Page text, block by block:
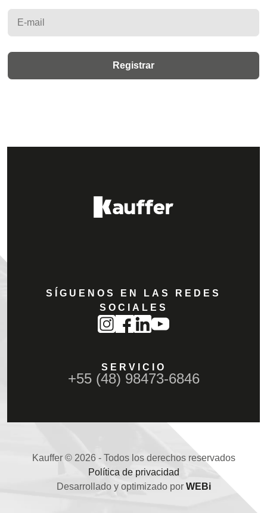
SÍGUENOS EN LAS REDES
SOCIALES
SERVICIO
+55 (48) 98473-6846
Kauffer © 2026 - Todos los derechos reservados
Política de privacidad
Desarrollado y optimizado por WEBi